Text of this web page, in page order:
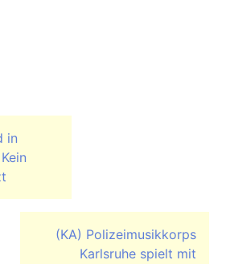
in
(KA) Polizeimusikkorps
Karlsruhe spielt mit